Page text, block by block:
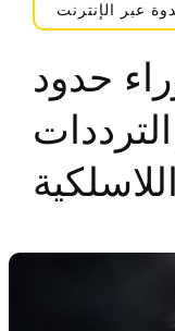
عبر الإنترنت
حدود
اللاسلكية